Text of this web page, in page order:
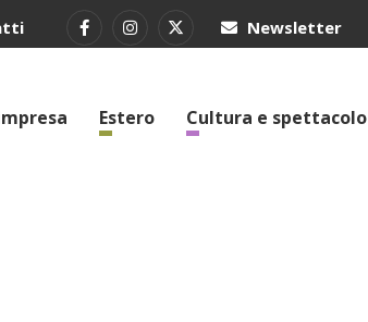
Newsletter
Estero Cultura e spettacolo